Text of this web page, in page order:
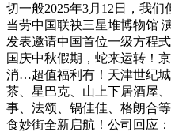
切一般2025年3月12日，我
当劳中国联袂三星堆博物馆
发表邀请中国首位一级方程
国庆中秋假期，蛇来运转！
消…超值福利有！天津世纪
茶、星巴克、山上下居酒屋
事、法颂、锅佳佳、格朗合
食妙街全新启航！公司回应